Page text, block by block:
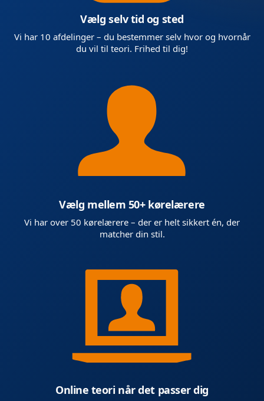
Vælg selv tid og sted
Vi har 10 afdelinger – du bestemmer selv hvor og hvornår
du vil til teori. Frihed til dig!
Vælg mellem 50+ kørelærere
Vi har over 50 kørelærere – der er helt sikkert én, der
matcher din stil.
Online teori når det passer dig